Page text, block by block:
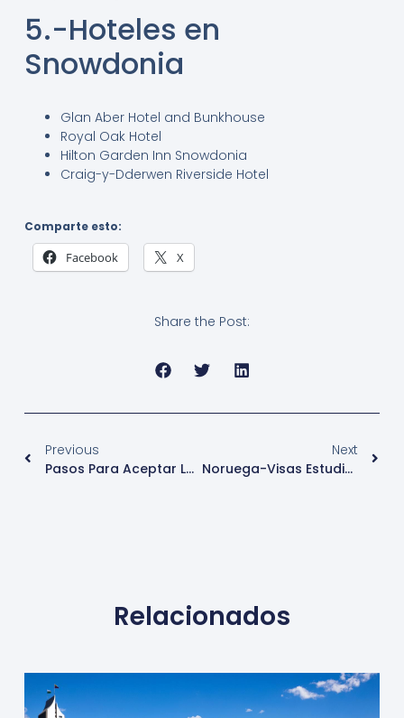
5.-Hoteles en
Snowdonia
Glan Aber Hotel and Bunkhouse
Royal Oak Hotel
Hilton Garden Inn Snowdonia
Craig-y-Dderwen Riverside Hotel
Comparte esto:
Facebook X
Share the Post:
Previous
Pasos Para Aceptar La Invitación De Working Holiday Para La Visa Este 2022
Next
Noruega-Visas Estudiante-2022
Relacionados